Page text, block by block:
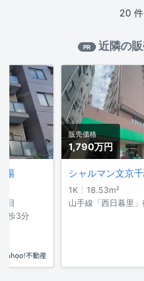
20 件
PR 近隣の
場
目
歩3分
販売価格
1,790万円
シャルマン文京
1K
18.53m²
山手線「西日暮里